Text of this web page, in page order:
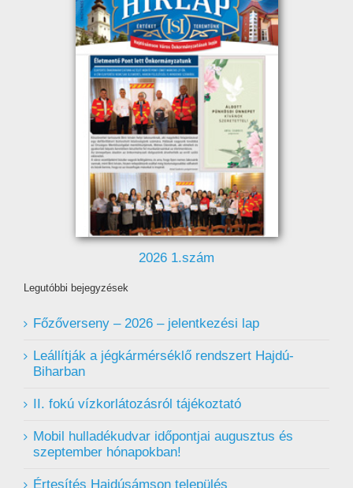
2026 1.szám
Legutóbbi bejegyzések
Főzőverseny – 2026 – jelentkezési lap
Leállítják a jégkármérséklő rendszert Hajdú-
Biharban
II. fokú vízkorlátozásról tájékoztató
Mobil hulladékudvar ️időpontjai augusztus és
szeptember hónapokban!
Értesítés Hajdúsámson település